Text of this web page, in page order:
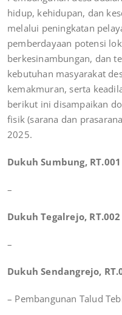
hidup, kehidupan, dan
melalui peningkatan
pemberdayaan potensi
berkesinambungan, dan
kebutuhan masyarakat
kemakmuran, serta
berikut ini disampaikan
fisik (sarana dan
2025.
Dukuh Sumbung,
–
Dukuh Tegalrejo, RT.002
–
Dukuh Sendangrejo,
– Pembangunan Talud